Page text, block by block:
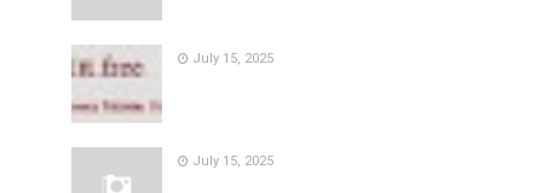
July 15, 2025
July 15, 2025